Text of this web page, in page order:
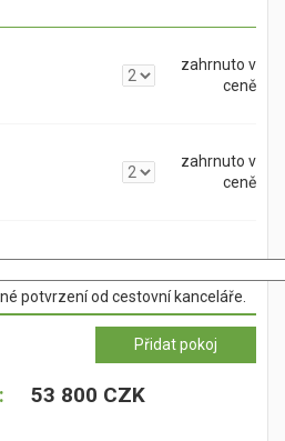
zahrnuto v
ceně
zahrnuto v
ceně
potvrzení od cestovní kanceláře.
53 800 CZK